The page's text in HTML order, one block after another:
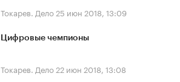
Токарев. Дело 25 июн 2018, 13:09
Цифровые чемпионы
Токарев. Дело 22 июн 2018, 13:08